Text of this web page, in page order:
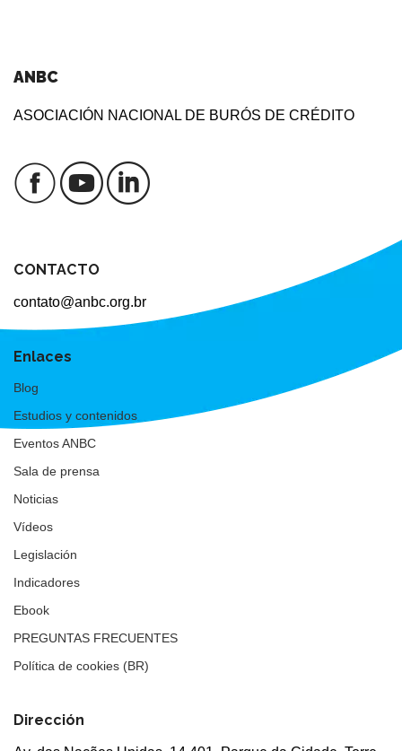
ANBC
ASOCIACIÓN NACIONAL DE BURÓS DE CRÉDITO
CONTACTO
contato@anbc.org.br
Enlaces
Blog
Estudios y contenidos
Eventos ANBC
Sala de prensa
Noticias
Vídeos
Legislación
Indicadores
Ebook
PREGUNTAS FRECUENTES
Política de cookies (BR)
Dirección